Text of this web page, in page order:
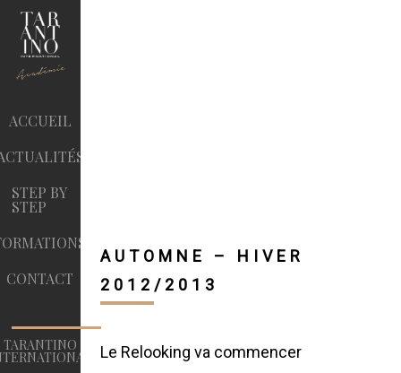
ACCUEIL
STEP BY
STEP
CONTACT
TARANTINO
AUTOMNE – HIVER
2012/2013
Le Relooking va commencer